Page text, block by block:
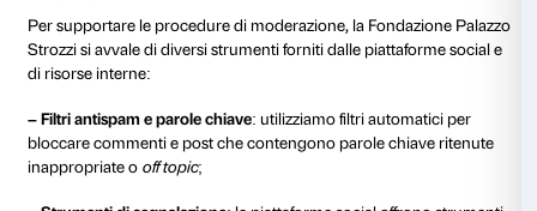
– informazioni che possanocompromettere la
–scopi commerciali, pubblicitario che rinviano a
–messaggi politici o elettorali.
5.2. Moderazione dei contenuti